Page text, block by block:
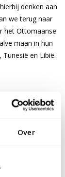
Over
denken aan
we terug naar
het Ottomaanse
maan in hun
en Libië.
Europese
vielen van deze
na verloop van
Flag, vlag van